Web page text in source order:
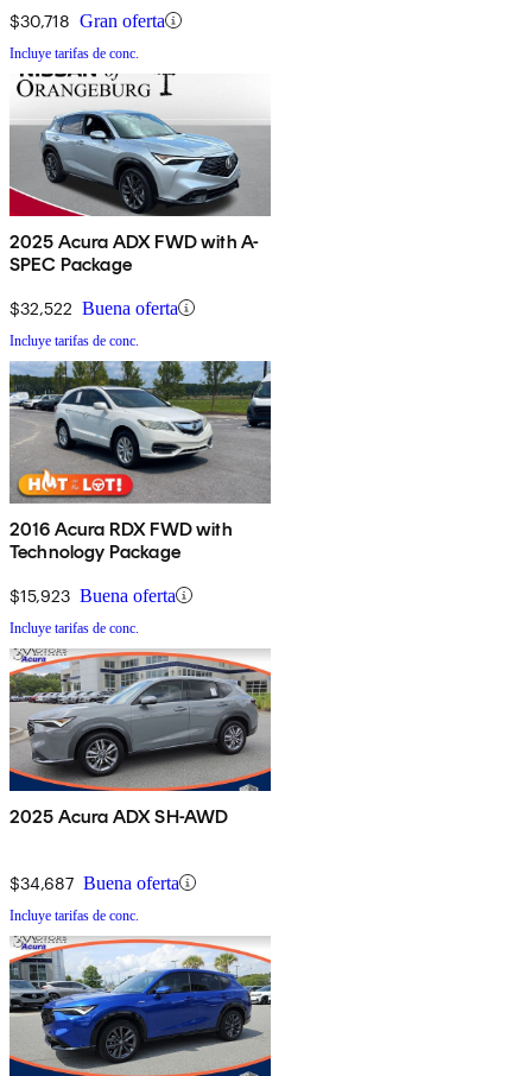
$30,718 Gran oferta
Incluye tarifas de conc.
2025 Acura ADX FWD with A-
SPEC Package
$32,522 Buena oferta
Incluye tarifas de conc.
2016 Acura RDX FWD with
Technology Package
$15,923 Buena oferta
Incluye tarifas de conc.
2025 Acura ADX SH-AWD
$34,687 Buena oferta
Incluye tarifas de conc.